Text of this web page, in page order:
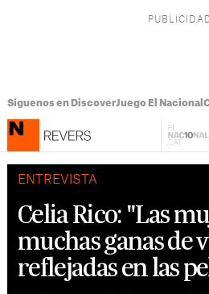
Síguenos en DiscoverJuego El Nacional
ENTREVISTA
Celia Rico: "Las
muchas ganas de
reflejadas en las